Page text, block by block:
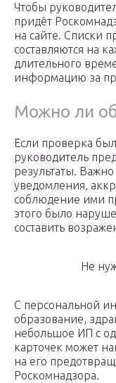
Чтобы
придёт
на сайте. Списки
составляются на
длительного
информацию за
Можно ли
Если проверка
руководитель
результаты.
уведомления,
соблюдение ими
этого было
составить
Не
С персональной
образование,
небольшое ИП с
карточек может
на его
Роскомнадзора.